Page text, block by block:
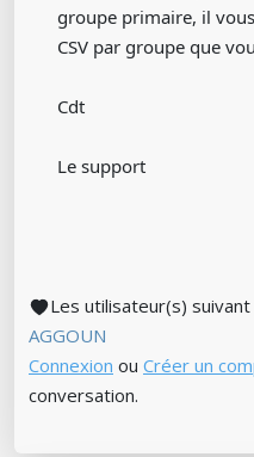
groupe primaire, il
CSV par groupe que
Cdt
Le support
Les utilisateur(s)
AGGOUN
Connexion ou Créer un
conversation.